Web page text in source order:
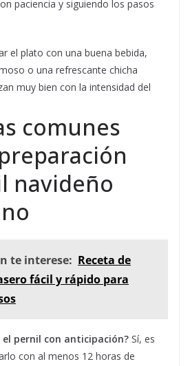
paciencia y siguiendo los pasos
el plato con una buena bebida,
o una refrescante chicha
muy bien con la intensidad del
comunes
navideño
te interese: Receta de
fácil y rápido para
el pernil con anticipación? Sí, es
con al menos 12 horas de